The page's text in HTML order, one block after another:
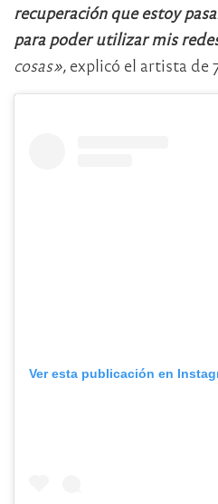
recuperación que estoy
para poder utilizar mis
cosas», explicó el artista de
Ver esta publicación en